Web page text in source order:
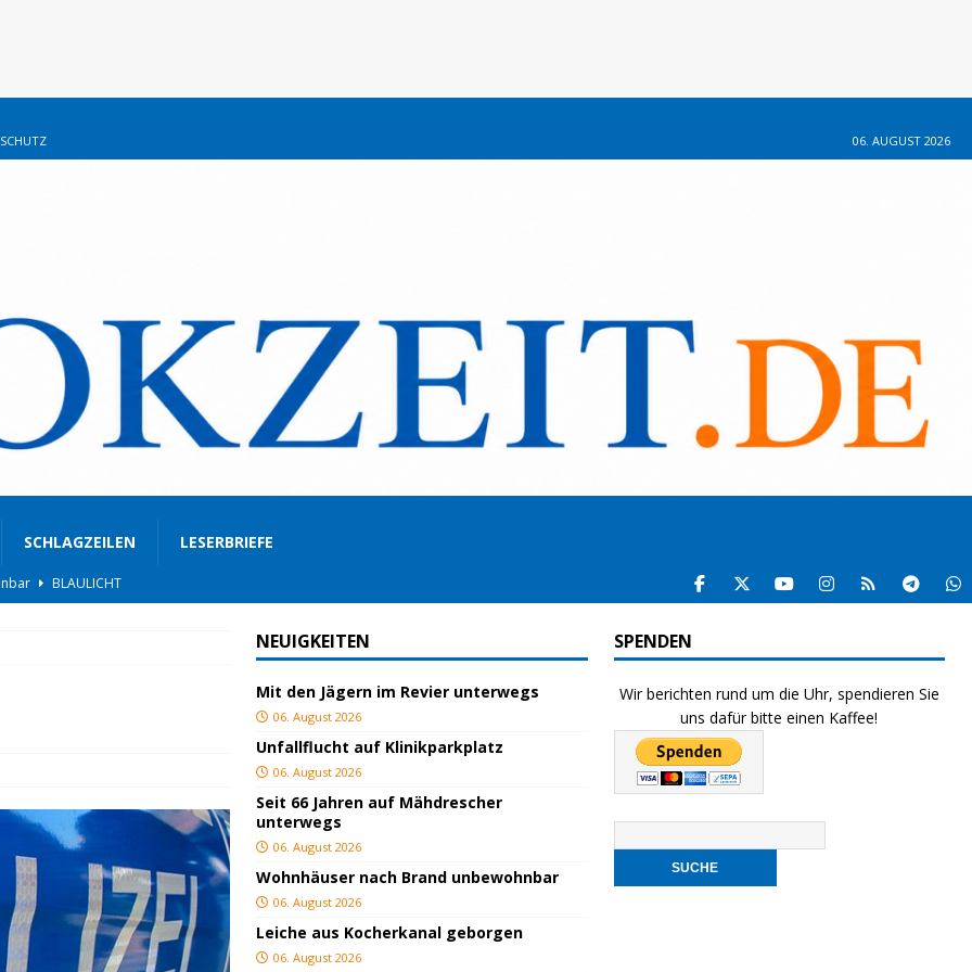
06. AUGUST 2026
SCHLAGZEILEN LESERBRIEFE
BLAULICHT
BLAULICHT
TOP
BLAULICHT
NEUIGKEITEN
Mit den Jägern im Revier unterwegs
06. August 2026
Unfallflucht auf Klinikparkplatz
06. August 2026
Seit 66 Jahren auf Mähdrescher
unterwegs
06. August 2026
Wohnhäuser nach Brand unbewohnbar
06. August 2026
Leiche aus Kocherkanal geborgen
06. August 2026
SPENDEN
Wir berichten rund um die Uhr, spendieren Sie
uns dafür bitte einen Kaffee!